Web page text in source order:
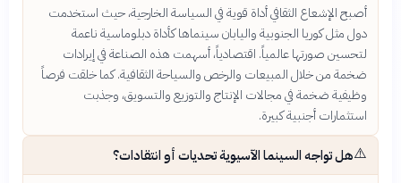
أصبح الإشعاع الثقافي أداة قوية في السياسة الخارجية، حيث استخدمت
دول مثل كوريا الجنوبية واليابان سينماها كأداة دبلوماسية ناعمة
لتحسين صورتها عالمياً. اقتصادياً، أسهمت هذه الصناعة في إيرادات
ضخمة من خلال المبيعات والرخص والسياحة الثقافية. كما خلقت فرصاً
وظيفية ضخمة في مجالات الإنتاج والتوزيع والتسويق، وجذبت
استثمارات أجنبية كبيرة.
⚠️هل تواجه السينما الآسيوية تحديات أو انتقادات؟